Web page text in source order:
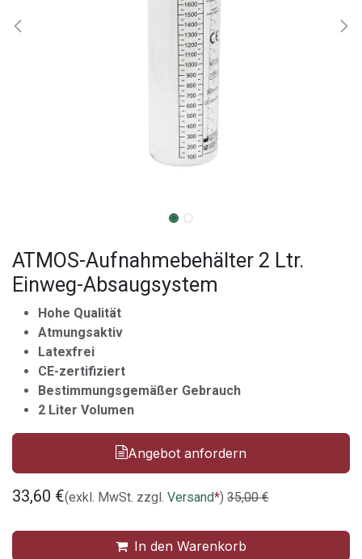
ATMOS-Aufnahmebehälter 2 Ltr.
Einweg-Absaugsystem
Hohe Qualität
Atmungsaktiv
Latexfrei
CE-zertifiziert
Bestimmungsgemäßer Gebrauch
2 Liter Volumen
Angebot anfordern
33,60 €(exkl. MwSt. zzgl. Versand*) 35,00€
In den Warenkorb